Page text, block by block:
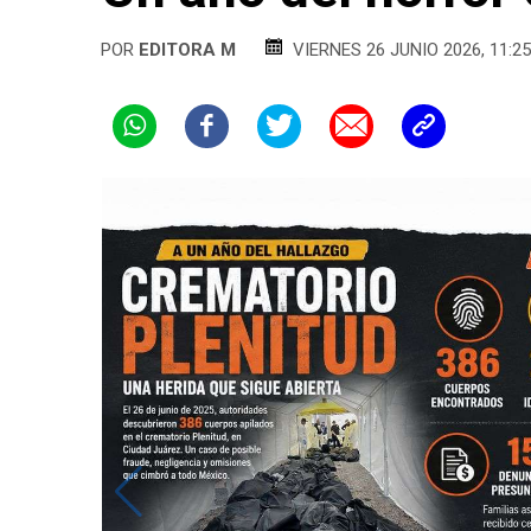
POR EDITORA M VIERNES 26 JUNIO 2026,